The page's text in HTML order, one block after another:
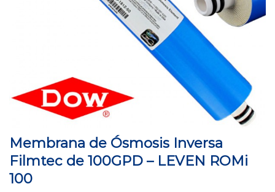
Membrana de Ósmosis Inversa
Filmtec de 100GPD – LEVEN ROMi
100